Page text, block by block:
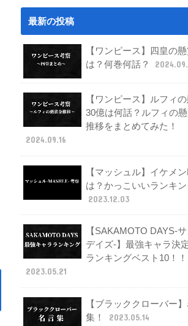
最新の投稿
【ワンピース】四皇の
は？何巻何話？
【ワンピース】ルフィ
30億は何話？ルフィの
推移をまとめてみた！
2024.09.16
【マッシュル】イケメン
は？かっこいいランキ
2023.12.03
【SAKAMOTO DAYS-サ
デイズ-】最強キャラ決
ランキングベスト10！！
2023.05.21
【ブラッククローバー
集！
2023.05.14